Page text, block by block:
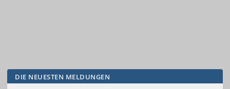
DIE NEUESTEN MELDUNGEN